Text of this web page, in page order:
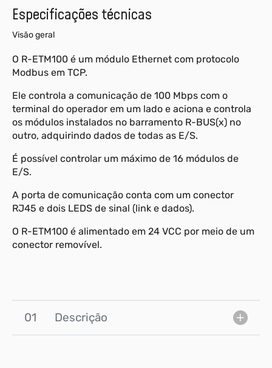
Especificações técnicas
Visão geral
O R-ETM100 é um módulo Ethernet com protocolo
Modbus em TCP.
Ele controla a comunicação de 100 Mbps com o
terminal do operador em um lado e aciona e controla
os módulos instalados no barramento R-BUS(x) no
outro, adquirindo dados de todas as E/S.
É possível controlar um máximo de 16 módulos de
E/S.
A porta de comunicação conta com um conector
RJ45 e dois LEDS de sinal (link e dados).
O R-ETM100 é alimentado em 24 VCC por meio de um
conector removível.
01 Descrição